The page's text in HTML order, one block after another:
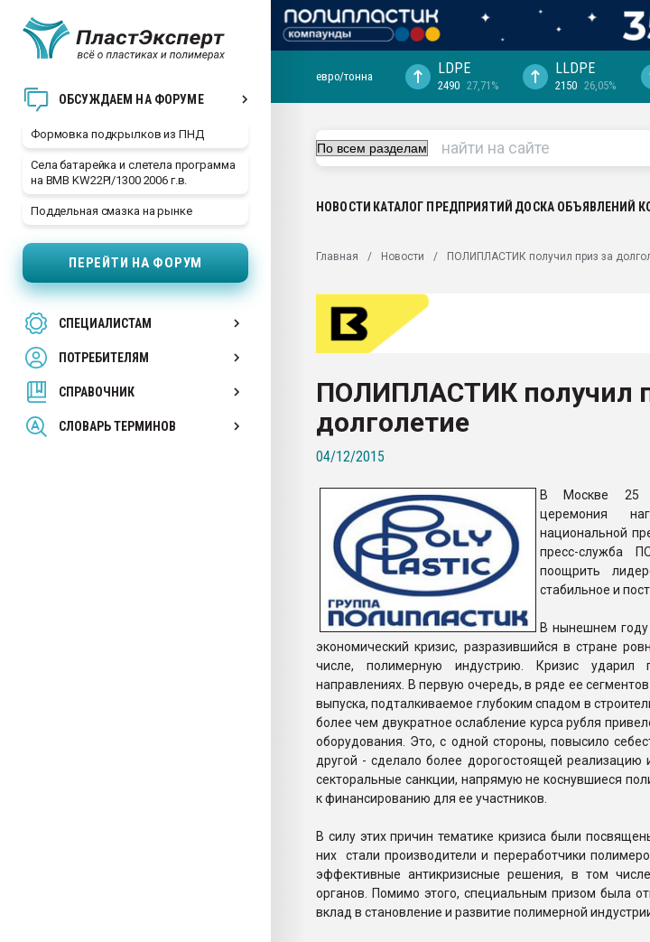
ОБСУЖДАЕМ НА ФОРУМЕ
Формовка подкрылков из ПНД
Села батарейка и слетела программа
на BMB KW22PI/1300 2006 г.в.
Поддельная смазка на рынке
ПЕРЕЙТИ НА ФОРУМ
СПЕЦИАЛИСТАМ
ПОТРЕБИТЕЛЯМ
СПРАВОЧНИК
СЛОВАРЬ ТЕРМИНОВ
29.07.2026 ФРП помог "Ижевскому
Вакуум-формовочные машины:
28.07.2026 Автоматизация выходит на
первый план в переработке
пластмасс
ситуацией на строительном рынке
Всё, что касается выдува ПЭТ
бутылок
ПЕРЕЙТИ НА ФОРУМ
евро/тонна LDPE
2490 27,71%
LLDPE
2150 26,05%
НОВОСТИ КАТАЛОГ ПРЕДПРИЯТИЙ ДОСКА ОБЪЯВЛЕНИЙ
Главная Новости ПОЛИПЛАСТИК получил приз за
ПОЛИПЛАСТИК получил
долголетие
04/12/2015
В Москве 25
церемония
национальной
пресс-служба
поощрить
стабильное и
В нынешнем году
экономический кризис, разразившийся в стране
числе, полимерную индустрию. Кризис ударил
направлениях. В первую очередь, в ряде ее
выпуска, подталкиваемое глубоким спадом в
более чем двукратное ослабление курса рубля
оборудования. Это, с одной стороны, повысило
другой - сделало более дорогостоящей реализацию
секторальные санкции, напрямую не коснувшиеся
к финансированию для ее участников.
В силу этих причин тематике кризиса были
них стали производители и переработчики
эффективные антикризисные решения, в том
органов. Помимо этого, специальным призом была
вклад в становление и развитие полимерной